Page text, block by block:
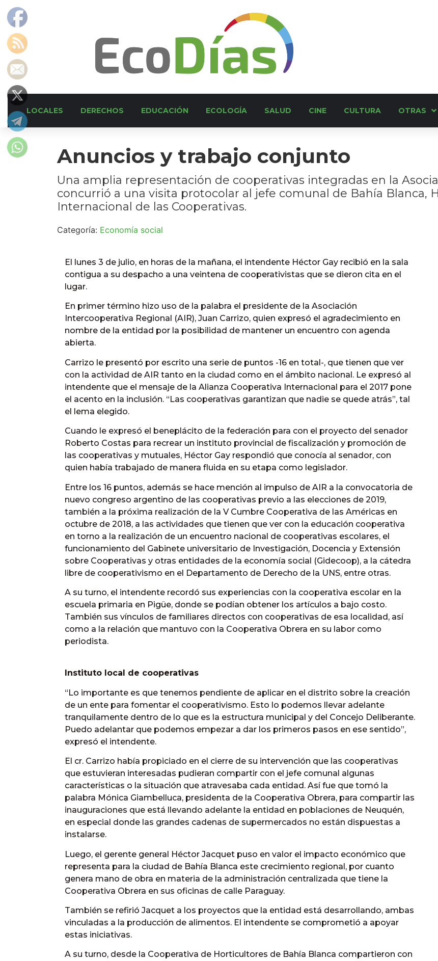
LOCALES DERECHOS EDUCACIÓN ECOLOGÍA SALUD CINE CULTURA OTRAS
Anuncios y trabajo conjunto
Una amplia representación de cooperativas integradas en la
concurrió a una visita protocolar al jefe comunal de Bahía Blanca,
Internacional de las Cooperativas.
Categoría: Economía social
El lunes 3 de julio, en horas de la mañana, el intendente Héctor Gay recibió en la sala
contigua a su despacho a una veintena de cooperativistas que se dieron cita en el
lugar.
En primer término hizo uso de la palabra el presidente de la Asociación
Intercooperativa Regional (AIR), Juan Carrizo, quien expresó el agradecimiento en
nombre de la entidad por la posibilidad de mantener un encuentro con agenda
abierta.
Carrizo le presentó por escrito una serie de puntos -16 en total-, que tienen que ver
con la actividad de AIR tanto en la ciudad como en el ámbito nacional. Le expresó al
intendente que el mensaje de la Alianza Cooperativa Internacional para el 2017 pone
el acento en la inclusión. “Las cooperativas garantizan que nadie se quede atrás”, tal
el lema elegido.
Cuando le expresó el beneplácito de la federación para con el proyecto del senador
Roberto Costas para recrear un instituto provincial de fiscalización y promoción de
las cooperativas y mutuales, Héctor Gay respondió que conocía al senador, con
quien había trabajado de manera fluida en su etapa como legislador.
Entre los 16 puntos, además se hace mención al impulso de AIR a la convocatoria de
nuevo congreso argentino de las cooperativas previo a las elecciones de 2019,
también a la próxima realización de la V Cumbre Cooperativa de las Américas en
octubre de 2018, a las actividades que tienen que ver con la educación cooperativa
en torno a la realización de un encuentro nacional de cooperativas escolares, el
funcionamiento del Gabinete universitario de Investigación, Docencia y Extensión
sobre Cooperativas y otras entidades de la economía social (Gidecoop), a la cátedra
libre de cooperativismo en el Departamento de Derecho de la UNS, entre otras.
A su turno, el intendente recordó sus experiencias con la cooperativa escolar en la
escuela primaria en Pigüe, donde se podían obtener los artículos a bajo costo.
También sus vínculos de familiares directos con cooperativas de esa localidad, así
como a la relación que mantuvo con la Cooperativa Obrera en su labor como
periodista.
Instituto local de cooperativas
“Lo importante es que tenemos pendiente de aplicar en el distrito sobre la creación
de un ente para fomentar el cooperativismo. Esto lo podemos llevar adelante
tranquilamente dentro de lo que es la estructura municipal y del Concejo Deliberante.
Puedo adelantar que podemos empezar a dar los primeros pasos en ese sentido”,
expresó el intendente.
El cr. Carrizo había propiciado en el cierre de su intervención que las cooperativas
que estuvieran interesadas pudieran compartir con el jefe comunal algunas
características o la situación que atravesaba cada entidad. Así fue que tomó la
palabra Mónica Giambelluca, presidenta de la Cooperativa Obrera, para compartir las
inauguraciones que está llevando adelante la entidad en poblaciones de Neuquén,
en especial donde las grandes cadenas de supermercados no están dispuestas a
instalarse.
Luego, el gerente general Héctor Jacquet puso en valor el impacto económico que
representa para la ciudad de Bahía Blanca este crecimiento regional, por cuanto
genera mano de obra en materia de la administración centralizada que tiene la
Cooperativa Obrera en sus oficinas de calle Paraguay.
También se refirió Jacquet a los proyectos que la entidad está desarrollando, ambas
vinculadas a la producción de alimentos. El intendente se comprometió a apoyar
estas iniciativas.
A su turno, desde la Cooperativa de Horticultores de Bahía Blanca compartieron con